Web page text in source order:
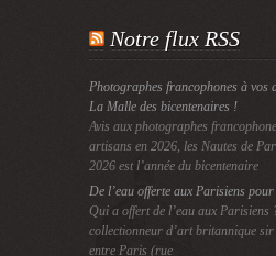
Notre flux RSS
Photographes francophones à vos
La Malle des bicentenaires !
Avis aux photographes
artisans en 2026, les Nautes de
2026 est l’année du bicentenaire
De l’eau offerte aux Parisiens
Qui a offert de l’eau aux Parisiens
collectionneur d’art britannique
entre Paris (rue